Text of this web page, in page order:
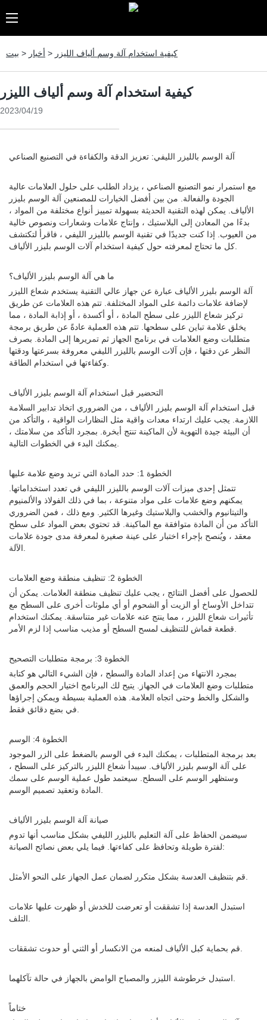
بيت > أخبار > كيفية استخدام آلة وسم ألياف الليزر
كيفية استخدام آلة وسم ألياف الليزر
2023/04/19
آلة الوسم بالليزر الليفي: تعزيز الدقة والكفاءة في التصنيع الصناعي
مع استمرار نمو التصنيع الصناعي ، يزداد الطلب على حلول العلامات عالية
الجودة والفعالة. من بين أفضل الخيارات للمصنعين آلة الوسم بليزر
الألياف. يمكن لهذه التقنية الحديثة بسهولة تمييز أنواع مختلفة من المواد ،
بدءًا من المعادن إلى البلاستيك ، وإنتاج علامات وشعارات ونصوص خالية
من العيوب. إذا كنت جديدًا في تقنية الوسم بالليزر الليفي ، فاقرأ لتكتشف
ما هي آلة الوسم بليزر الألياف؟
آلة الوسم بليزر الألياف عبارة عن جهاز عالي التقنية يستخدم شعاع الليزر
لإضافة علامات دائمة على المواد المختلفة. تتم هذه العلامات عن طريق
تركيز شعاع الليزر على سطح المادة ، أو أكسدة ، أو إذابة المادة ، مما
يخلق علامة تباين على سطحها. تتم هذه العملية عادةً عن طريق برمجة
متطلبات وضع العلامات في برنامج الجهاز ثم تمريرها إلى المادة. بصرف
النظر عن دقتها ، فإن آلات الوسم بالليزر الليفي معروفة بسرعتها ودقتها
التحضير قبل استخدام آلة الوسم بليزر الألياف
قبل استخدام آلة الوسم بليزر الألياف ، من الضروري اتخاذ تدابير السلامة
اللازمة. يجب عليك ارتداء معدات واقية مثل النظارات الواقية ، والتأكد من
أن البيئة جيدة التهوية لأن الماكينة تنتج أبخرة. بمجرد التأكد من سلامتك ،
الخطوة 1: حدد المادة التي تريد وضع علامة عليها
تتمثل إحدى ميزات آلات الوسم بالليزر الليفي في تعدد استخداماتها.
يمكنهم وضع علامات على مواد متنوعة ، بما في ذلك الفولاذ والألمنيوم
والتيتانيوم والخشب والبلاستيك وغيرها الكثير. ومع ذلك ، فمن الضروري
التأكد من أن المادة متوافقة مع الماكينة. قد تحتوي بعض المواد على سطح
معقد ، ويُنصح بإجراء اختبار على عينة صغيرة لمعرفة مدى جودة علامات
الخطوة 2: تنظيف منطقة وضع العلامات
للحصول على أفضل النتائج ، يجب عليك تنظيف منطقة العلامات. يمكن أن
تتداخل الأوساخ أو الزيت أو الشحوم أو أي ملوثات أخرى على السطح مع
تأثيرات شعاع الليزر ، مما ينتج عنه علامات غير متناسقة. يمكنك استخدام
الخطوة 3: برمجة متطلبات التصحيح
بمجرد الانتهاء من إعداد المادة والسطح ، فإن الشيء التالي هو كتابة
متطلبات وضع العلامات في الجهاز. يتيح لك البرنامج اختيار الحجم والعمق
والشكل والخط وحتى اتجاه العلامة. هذه العملية بسيطة ويمكن إجراؤها
الخطوة 4: الوسم
بعد برمجة المتطلبات ، يمكنك البدء في الوسم بالضغط على الزر الموجود
على آلة الوسم بليزر الألياف. سيبدأ شعاع الليزر بالتركيز على السطح ،
وستظهر الوسم على السطح. سيعتمد طول عملية الوسم على سمك
صيانة آلة الوسم بليزر الألياف
سيضمن الحفاظ على آلة التعليم بالليزر الليفي بشكل مناسب أنها تدوم
لفترة طويلة وتحافظ على كفاءتها. فيما يلي بعض نصائح الصيانة:
استبدل العدسة إذا تشققت أو تعرضت للخدش أو ظهرت عليها علامات
ختاماً